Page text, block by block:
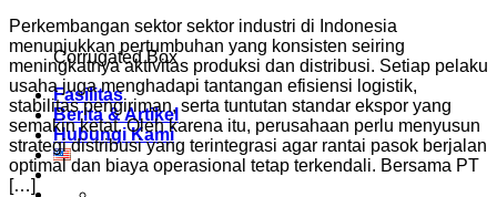
Corrugated Box
Fasilitas
Berita & Artikel
Hubungi Kami
Perkembangan sektor sektor industri di Indonesia
menunjukkan pertumbuhan yang konsisten seiring
meningkatnya aktivitas produksi dan distribusi. Setiap pelaku
usaha juga menghadapi tantangan efisiensi logistik,
stabilitas pengiriman, serta tuntutan standar ekspor yang
semakin ketat. Oleh karena itu, perusahaan perlu menyusun
strategi distribusi yang terintegrasi agar rantai pasok berjalan
optimal dan biaya operasional tetap terkendali. Bersama PT
[…]